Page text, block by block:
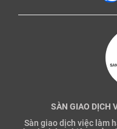
SÀN GIAO DỊCH
Sàn giao dịch việc làm